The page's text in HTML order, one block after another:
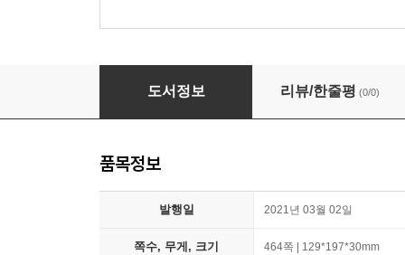
Becoming
도서정보 리뷰/한줄평 (0/0)
품목정보
발행일 2021년 03월 02일
쪽수, 무게, 크기 464쪽 | 129*197*30mm